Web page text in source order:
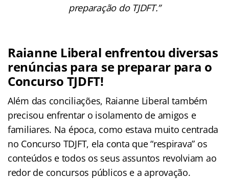
preparação do TJDFT.”
Raianne Liberal enfrentou diversas
renúncias para se preparar para o
Concurso TJDFT!
Além das conciliações, Raianne Liberal também
precisou enfrentar o isolamento de amigos e
familiares. Na época, como estava muito centrada
no Concurso TDJFT, ela conta que “respirava” os
conteúdos e todos os seus assuntos revolviam ao
redor de concursos públicos e a aprovação.